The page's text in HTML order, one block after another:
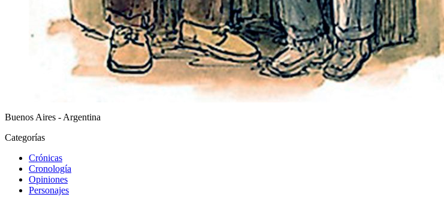
Buenos Aires - Argentina
Categorías
Crónicas
Cronología
Opiniones
Personajes